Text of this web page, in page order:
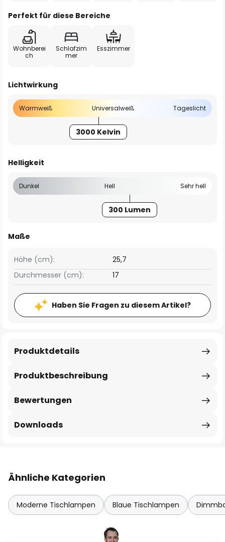
Perfekt für diese Bereiche
Wohnberei
ch
Schlafzim
mer
Esszimmer
Lichtwirkung
Warmweiß Universalweiß Tageslicht
3000 Kelvin
Helligkeit
Dunkel Hell Sehr hell
300 Lumen
Maße
Höhe (cm):
25,7
Durchmesser (cm):
17
Haben Sie Fragen zu diesem Artikel?
Produktbeschreibung
Produktdetails
Bewertungen
Downloads
Ähnliche Kategorien
Moderne Tischlampen Blaue Tischlampen